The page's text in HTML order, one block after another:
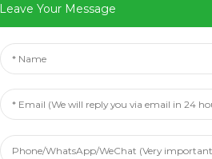
Leave Your Message